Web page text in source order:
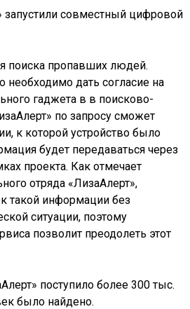
поиска пропавших людей.
необходимо дать согласие на
гаджета в в поисково-
по запросу сможет
к которой устройство было
будет передаваться через
проекта. Как отмечает
отряда «ЛизаАлерт»,
такой информации без
ситуации, поэтому
позволит преодолеть этот
поступило более 300 тыс.
было найдено.